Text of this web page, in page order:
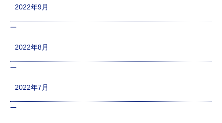
2022年9月
2022年8月
2022年7月